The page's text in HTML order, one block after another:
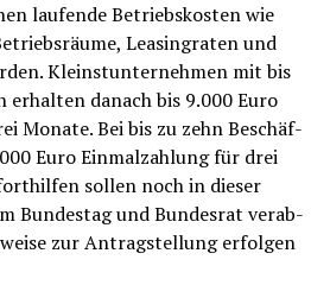
lau­fen­de Betriebs­kos­ten wie
Lea­singraten und
Kleinst­un­ter­neh­men mit bis
danach bis 9.000 Euro
Mona­te. Bei bis zu zehn Beschäf­
Euro Ein­mal­zah­lung für drei
sol­len noch in die­ser
Bun­des­tag und Bun­des­rat ver­ab­
zur Antrag­stel­lung erfol­gen